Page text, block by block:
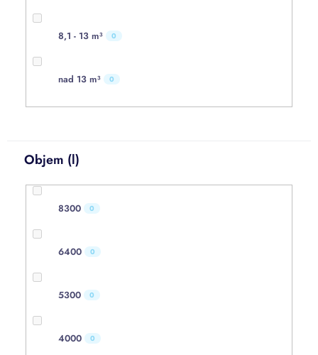
8,1 - 13 m³ 0
nad 13 m³ 0
Objem (l)
8300 0
6400 0
5300 0
4000 0